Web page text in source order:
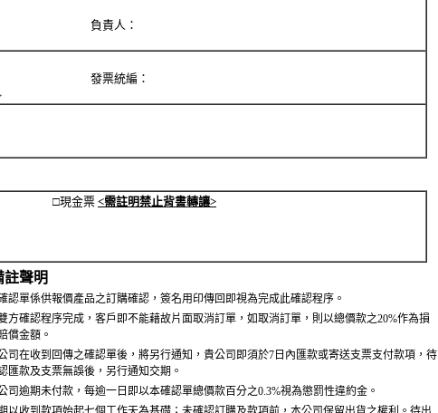
責人：
統編：
□現金票 <需註明禁止背書轉讓>
聲明
認單係供報價產品之訂購確認，簽名用印傳回即視為完成此確認程序。
方確認程序完成，客戶即不能藉故片面取消訂單，如取消訂單，則以總價款之20%作為損
償金額。
司在收到回傳之確認單後，將另行通知，貴公司即須於7日內匯款或寄送支票支付款項，待
匯款及支票無誤後，另行通知交期。
司逾期未付款，每逾一日即以本確認單總價款百分之0.3%視為懲罰性違約金。